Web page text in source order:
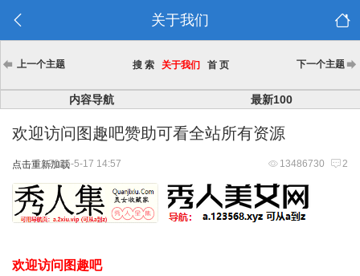
关于我们
上一个主题 搜 索 关于我们 首 页 下一个主题
内容导航 最新100
欢迎访问图趣吧赞助可看全站所有资源
点击重新加载 13486730 2
2025-5-17 14:57
欢迎访问图趣吧